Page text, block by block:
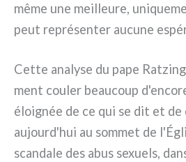
même une meil­leu­re,
peut repré­sen­ter aucu­ne
Cette ana­ly­se du pape
ment cou­ler beau­coup
éloi­gnée de ce qui se dit et
aujourd'hui au som­met de
scan­da­le des abus sexuels,